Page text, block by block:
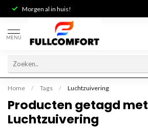
Morgen al in huis!
MENU
Home / Tags / Luchtzuivering
Producten getagd met
Luchtzuivering